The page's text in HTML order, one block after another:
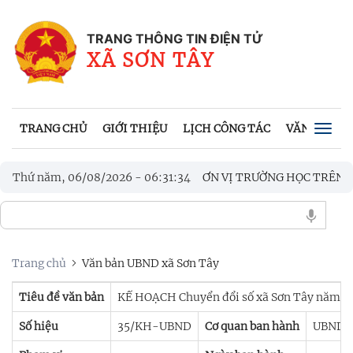
TRANG THÔNG TIN ĐIỆN TỬ
XÃ SƠN TÂY
TRANG CHỦ GIỚI THIỆU LỊCH CÔNG TÁC VĂN BẢN
Thứ năm, 06/08/2026 - 06:31:35
PHƯƠNG ÁN SẮP XẾP CÁC ĐƠN VỊ TRƯỜNG HỌC TRÊN ĐỊA
PHÁP LUẬT VỀ LUẬT QUỐC PHÒNG, LUẬT DÂN QUÂN TỰ
Trang chủ Văn bản UBND xã Sơn Tây
Tiêu đề văn bản KẾ HOẠCH Chuyển đổi số xã Sơn Tây năm
Số hiệu 35/KH-UBND Cơ quan ban hành UBND